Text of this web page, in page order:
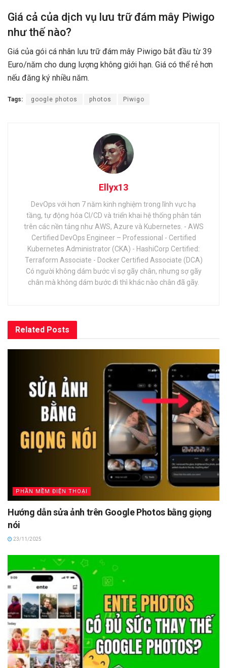
Giá cả của dịch vụ lưu trữ đám mây Piwigo
như thế nào?
Giá của gói cá nhân lưu trữ đám mây Piwigo bắt đầu từ 39
Euro/năm cho dung lượng không giới hạn. Giá có thể rẻ hơn
nếu đăng ký nhiều năm.
Tags: google photos photos Piwigo
Ellyx13
DevOps với hơn 7 năm kinh nghiệm trong lĩnh vực hạ
tầng, tự động hóa CI/CD và triển khai hệ thống phân tán
trên các nền tảng như AWS, Azure và Kubernetes. - AWS
Certified DevOps Engineer – Professional - Certified
Kubernetes Administrator (CKA) - HashiCorp Certified:
Terraform Associate - Docker Certified Associate (DCA)
Có người không dám bước vì sợ gãy chân, nhưng sợ gãy
chân mà không dám bước đi thì khác nào chân đã gãy.
Related Posts
PHẦN MỀM ĐIỆN THOẠI
Hướng dẫn sửa ảnh trên Google Photos bằng giọng
nói
23/11/2025